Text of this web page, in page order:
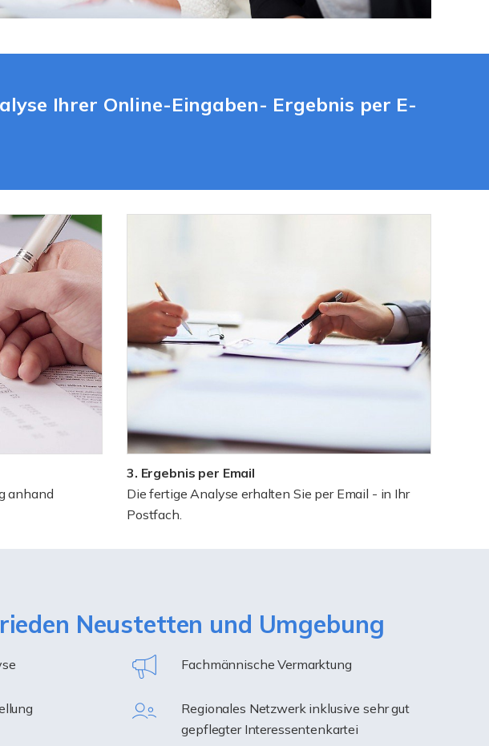
Ihrer Online-Eingaben- Ergebnis per E-
anhand
3. Ergebnis per Email
Die fertige Analyse erhalten Sie per Email - in Ihr
Postfach.
Neustetten und Umgebung
Fachmännische Vermarktung
Regionales Netzwerk inklusive sehr gut
gepflegter Interessentenkartei